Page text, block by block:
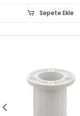
Sepete Ekle